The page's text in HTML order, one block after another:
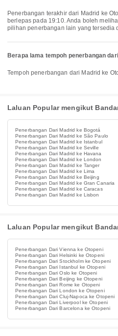
Penerbangan terakhir dari Madrid ke Otopeni dengan Wizz Air Malta
berlepas pada 19:10. Anda boleh
pilihan penerbangan lain yang tersedia
Berapa lama tempoh penerbangan
Tempoh penerbangan dari Madrid ke
Laluan Popular mengikut
Penerbangan Dari Madrid ke Bogotá
Penerbangan Dari Madrid ke São Paulo
Penerbangan Dari Madrid ke Istanbul
Penerbangan Dari Madrid ke Seville
Penerbangan Dari Madrid ke Havana
Penerbangan Dari Madrid ke London
Penerbangan Dari Madrid ke Tanger
Penerbangan Dari Madrid ke Lima
Penerbangan Dari Madrid ke Beijing
Penerbangan Dari Madrid ke Gran Canaria
Penerbangan Dari Madrid ke Caracas
Penerbangan Dari Madrid ke Lisbon
Laluan Popular mengikut
Penerbangan Dari Vienna ke Otopeni
Penerbangan Dari Helsinki ke Otopeni
Penerbangan Dari Stockholm ke Otopeni
Penerbangan Dari Istanbul ke Otopeni
Penerbangan Dari Oslo ke Otopeni
Penerbangan Dari Beijing ke Otopeni
Penerbangan Dari Rome ke Otopeni
Penerbangan Dari London ke Otopeni
Penerbangan Dari Cluj-Napoca ke Otopeni
Penerbangan Dari Liverpool ke Otopeni
Penerbangan Dari Barcelona ke Otopeni